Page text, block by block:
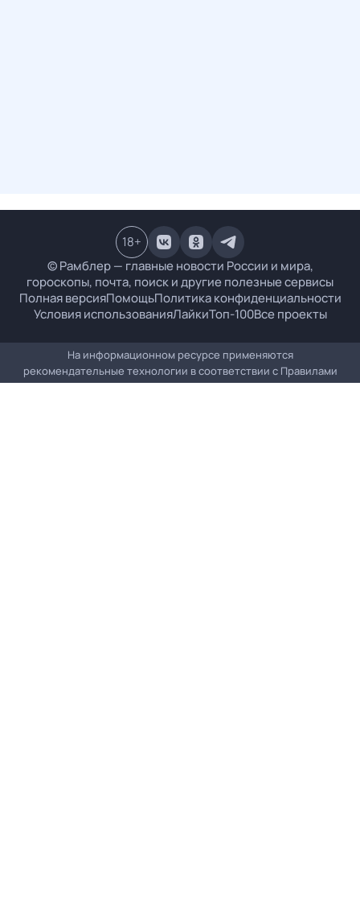
© Рамблер — главные новости России и мира,
гороскопы, почта, поиск и другие полезные сервисы
Полная версияПомощьПолитика конфиденциальности
Условия использованияЛайкиТоп-100Все проекты
18+
На информационном ресурсе применяются
рекомендательные технологии в соответствии с Правилами